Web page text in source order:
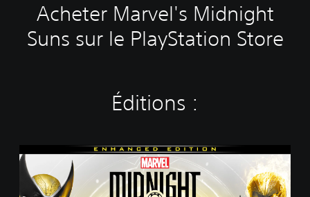
Acheter Marvel's Midnight
Suns sur le PlayStation Store
Éditions :
E
n